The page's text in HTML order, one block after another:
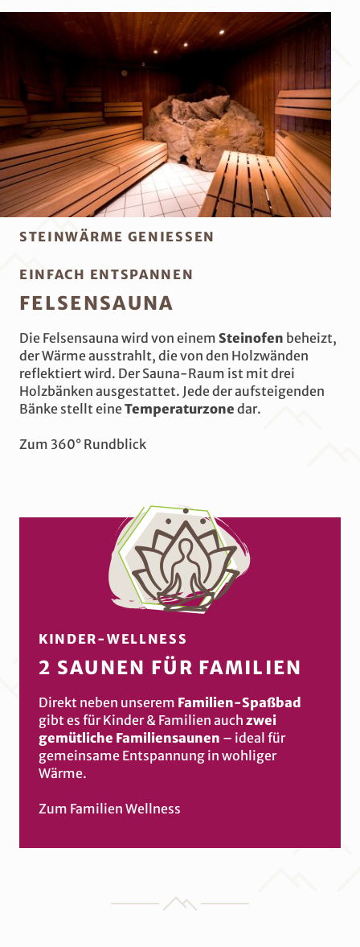
STEINWÄRME GENIESSEN
EINFACH ENTSPANNEN
FELSENSAUNA
Die Felsensauna wird von einem Steinofen beheizt,
der Wärme ausstrahlt, die von den Holzwänden
reflektiert wird. Der Sauna-Raum ist mit drei
Holzbänken ausgestattet. Jede der aufsteigenden
Bänke stellt eineTemperaturzone dar.
Zum 360° Rundblick
KINDER-WELLNESS
2 SAUNEN FÜR FAMILIEN
Direkt neben unserem Familien-Spaßbad
gibt es für Kinder & Familien auch zwei
gemütliche Familiensaunen – ideal für
gemeinsame Entspannung in wohliger
Wärme.
Zum Familien Wellness